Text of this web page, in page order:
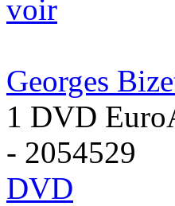
voir
Georges
1 DVD
- 2054529
DVD